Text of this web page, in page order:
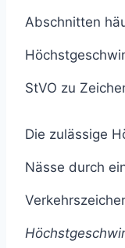
Abschnitten
StVO zu
Die zulässige
Nässe durch